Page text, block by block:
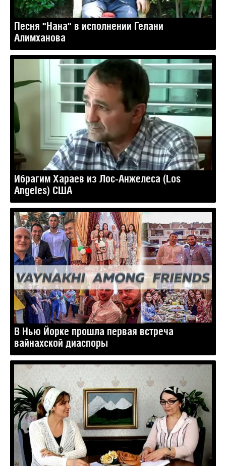
Песня "Нана" в исполнении Гелани
Алимханова
Ибрагим Хараев из Лос-Анжелеса (Los
Angeles) США
В Нью Йорке прошла первая встреча
вайнахской диаспоры